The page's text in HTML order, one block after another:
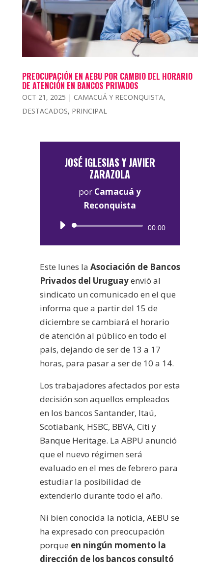
PREOCUPACIÓN EN AEBU POR CAMBIO DEL HORARIO
DE ATENCIÓN EN BANCOS PRIVADOS
OCT 21, 2025 | CAMACUÁ Y RECONQUISTA,
DESTACADOS, PRINCIPAL
JOSÉ IGLESIAS Y JAVIER
ZARAZOLA
por Camacuá y
Reconquista
Reproductor
00:00
Este lunes la Asociación de Bancos
Privados del Uruguayenvió al
sindicato un comunicado en el que
informa que a partir del 15 de
diciembre se cambiará el horario
de atención al público en todo el
país, dejando de ser de 13 a 17
horas, para pasar a ser de 10 a 14.
Los trabajadores afectados por esta
decisión son aquellos empleados
en los bancos Santander, Itaú,
Scotiabank, HSBC, BBVA, Citi y
Banque Heritage. La ABPU anunció
que el nuevo régimen será
evaluado en el mes de febrero para
estudiar la posibilidad de
extenderlo durante todo el año.
Ni bien conocida la noticia, AEBU se
ha expresado con preocupación
porque en ningún momento la
dirección de los bancos consultó